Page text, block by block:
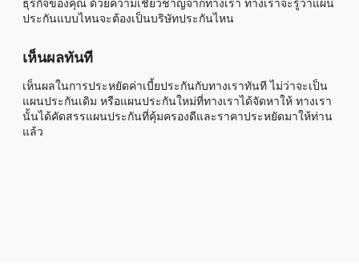
ประกันแบบไหนจะต้องเป็นบริษัทประกันไหน
เห็นผลทันที
เห็นผลในการประหยัดค่าเบี้ยประกันกับทางเราทันที ไม่ว่าจะเป็น
แผนประกันเดิม หรือแผนประกันใหม่ที่ทางเราได้จัดหาให้ ทางเรา
นั้นได้คัดสรรแผนประกันที่คุ้มครองดีและราคาประหยัดมาให้ท่าน
แล้ว